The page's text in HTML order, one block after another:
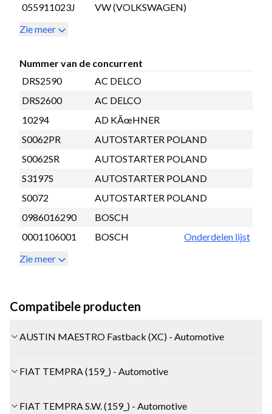
055911023J
VW (VOLKSWAGEN)
Zie meer
Nummer van de concurrent
DRS2590
AC DELCO
DRS2600
AC DELCO
10294
AD KÃœHNER
S0062PR
AUTOSTARTER POLAND
S0062SR
AUTOSTARTER POLAND
S3197S
AUTOSTARTER POLAND
S0072
AUTOSTARTER POLAND
0986016290
BOSCH
0001106001
BOSCH
Onderdelen lijst
Zie meer
Compatibele producten
AUSTIN MAESTRO Fastback (XC) - Automotive
FIAT TEMPRA (159_) - Automotive
FIAT TEMPRA S.W. (159_) - Automotive